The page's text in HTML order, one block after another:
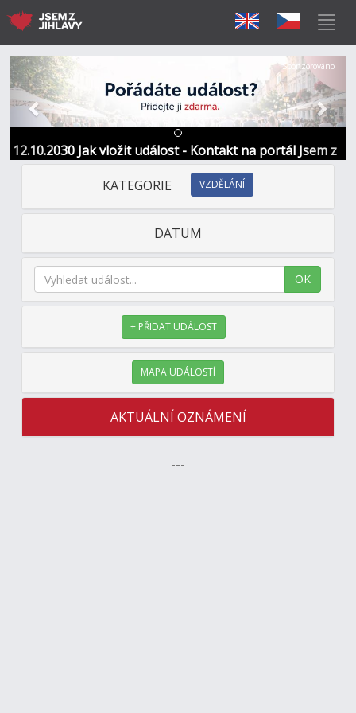
12.10.2030 Jak vložit událost - Kontakt na portál Jsem z
Jihlavy
Předchozí Další
Sponzorováno
KATEGORIE VZDĚLÁNÍ
DATUM
OK
+ PŘIDAT UDÁLOST
MAPA UDÁLOSTÍ
AKTUÁLNÍ OZNÁMENÍ
---